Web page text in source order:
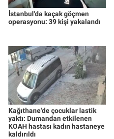
İstanbul'da kaçak göçmen
operasyonu: 39 kişi yakalandı
Kağıthane'de çocuklar lastik
yaktı: Dumandan etkilenen
KOAH hastası kadın hastaneye
kaldırıldı